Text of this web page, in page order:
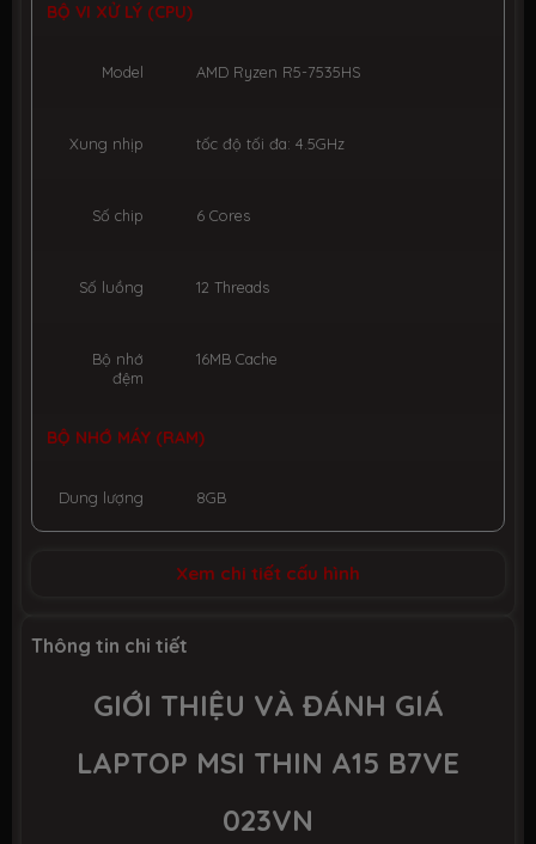
BỘ VI XỬ LÝ (CPU)
Model AMD Ryzen R5-7535HS
Xung nhịp tốc độ tối đa: 4.5GHz
Số chip 6 Cores
Số luồng 12 Threads
Bộ nhớ
đệm
16MB Cache
BỘ NHỚ MÁY (RAM)
Dung lượng 8GB
DDR5 4800MHz
Số slot
Ổ CỨNG LƯU TRỮ (SSD)
Dung lượng SSD 512GB M.2
PCIe Gen4
Xem chi tiết cấu hình
Thông tin chi tiết
GIỚI THIỆU VÀ ĐÁNH GIÁ
LAPTOP MSI THIN A15 B7VE
023VN